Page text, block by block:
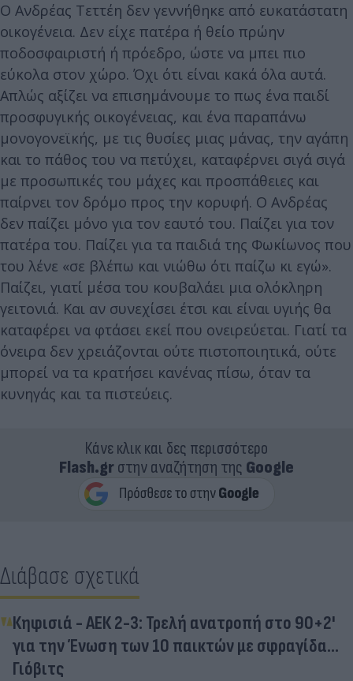
Ο Ανδρέας Τεττέη δεν γεννήθηκε από ευκατάστατη
οικογένεια. Δεν είχε πατέρα ή θείο πρώην
ποδοσφαιριστή ή πρόεδρο, ώστε να μπει πιο
εύκολα στον χώρο. Όχι ότι είναι κακά όλα αυτά.
Απλώς αξίζει να επισημάνουμε το πως ένα παιδί
προσφυγικής οικογένειας, και ένα παραπάνω
μονογονεϊκής, με τις θυσίες μιας μάνας, την αγάπη
και το πάθος του να πετύχει, καταφέρνει σιγά σιγά
με προσωπικές του μάχες και προσπάθειες και
παίρνει τον δρόμο προς την κορυφή. Ο Ανδρέας
δεν παίζει μόνο για τον εαυτό του. Παίζει για τον
πατέρα του. Παίζει για τα παιδιά της Φωκίωνος που
του λένε «σε βλέπω και νιώθω ότι παίζω κι εγώ».
Παίζει, γιατί μέσα του κουβαλάει μια ολόκληρη
γειτονιά. Και αν συνεχίσει έτσι και είναι υγιής θα
καταφέρει να φτάσει εκεί που ονειρεύεται. Γιατί τα
όνειρα δεν χρειάζονται ούτε πιστοποιητικά, ούτε
μπορεί να τα κρατήσει κανένας πίσω, όταν τα
κυνηγάς και τα πιστεύεις.
Κάνε κλικ και δες περισσότερο
Flash.grστην αναζήτηση της Google
Διάβασε σχετικά
Κηφισιά - ΑΕΚ 2-3: Τρελή ανατροπή στο 90+2'
για την Ένωση των 10 παικτών με σφραγίδα...
Γιόβιτς